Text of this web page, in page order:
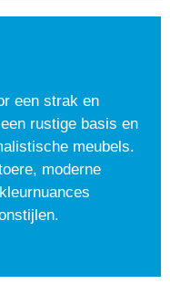
een strak en
rustige basis en
meubels.
moderne